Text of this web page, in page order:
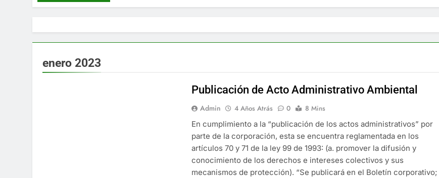
enero 2023
Publicación de Acto Administrativo Ambiental
Admin 4 Años Atrás 0
8 Mins
En cumplimiento a la “publicación de los actos administrativos” por
parte de la corporación, esta se encuentra reglamentada en los
artículos 70 y 71 de la ley 99 de 1993: (a. promover la difusión y
conocimiento de los derechos e intereses colectivos y sus
mecanismos de protección). “Se publicará en el Boletín corporativo;